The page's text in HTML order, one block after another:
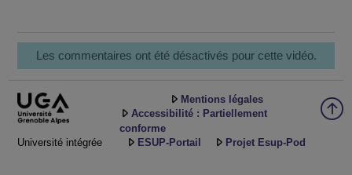
Les commentaires ont été désactivés pour cette vidéo.
Université intégrée
Mentions légales
Accessibilité : Partiellement
conforme
ESUP-Portail
Projet Esup-Pod